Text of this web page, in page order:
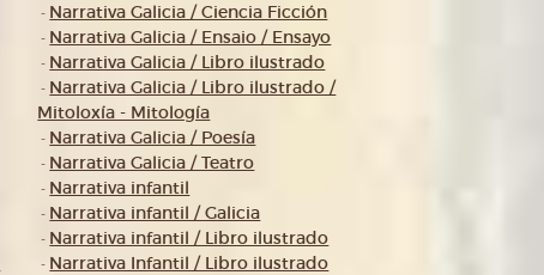
- Narrativa Galicia / Ciencia Ficción
- Narrativa Galicia / Ensaio / Ensayo
- Narrativa Galicia / Libro ilustrado
- Narrativa Galicia / Libro ilustrado /
Mitoloxía - Mitología
- Narrativa Galicia / Poesía
- Narrativa Galicia / Teatro
- Narrativa infantil
- Narrativa infantil / Galicia
- Narrativa infantil / Libro ilustrado
- Narrativa Infantil / Libro ilustrado